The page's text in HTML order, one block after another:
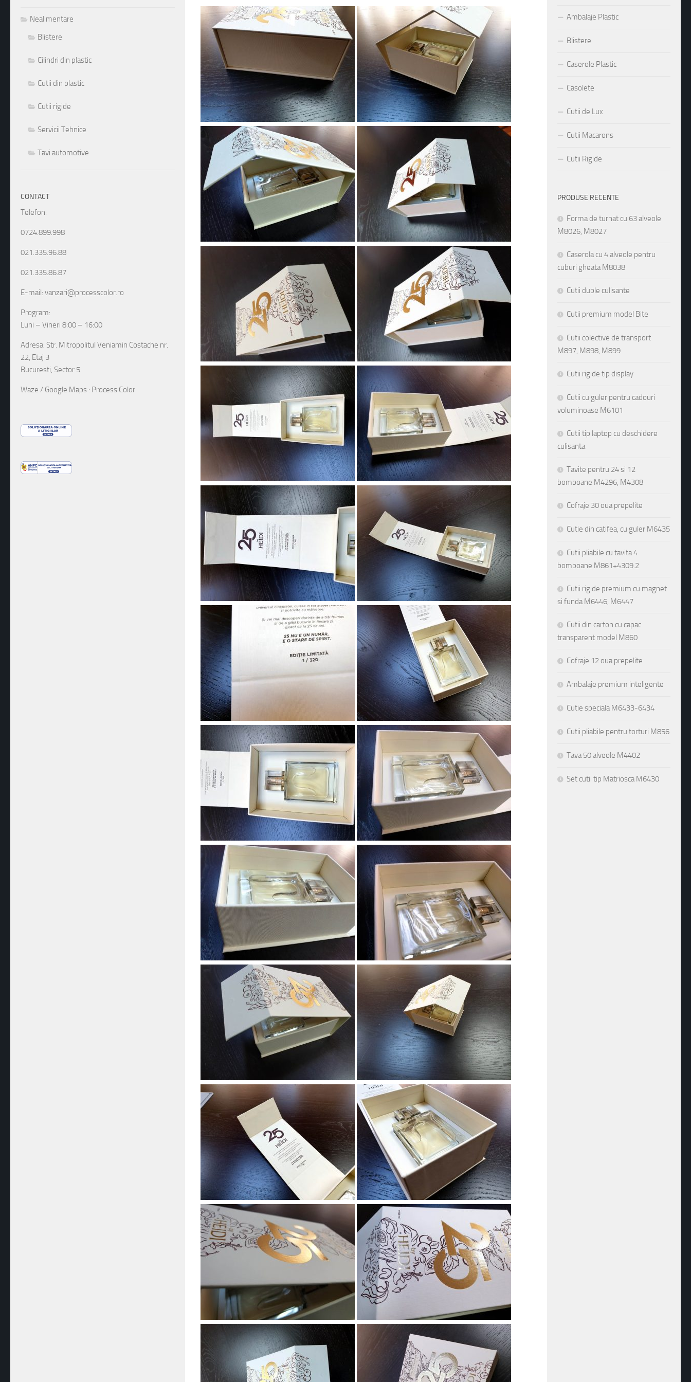
Nealimentare
Blistere
Cilindri din plastic
Cutii din plastic
Cutii rigide
Servicii Tehnice
Tavi automotive
CONTACT
Telefon:
0724.899.998
021.335.96.88
021.335.86.87
E-mail: vanzari@processcolor.ro
Program:
Luni – Vineri 8:00 – 16:00
Adresa: Str. Mitropolitul Veniamin Costache nr.
22, Etaj 3
Bucuresti, Sector 5
Waze / Google Maps : Process Color
Ambalaje Plastic
Blistere
Caserole Plastic
Casolete
Cutii de Lux
Cutii Macarons
Cutii Rigide
PRODUSE RECENTE
Forma de turnat cu 63 alveole
M8026, M8027
Caserola cu 4 alveole pentru
cuburi gheata M8038
Cutii duble culisante
Cutii premium model Bite
Cutii colective de transport
M897, M898, M899
Cutii rigide tip display
Cutii cu guler pentru cadouri
voluminoase M6101
Cutii tip laptop cu deschidere
culisanta
Tavite pentru 24 si 12
bomboane M4296, M4308
Cofraje 30 oua prepelite
Cutie din catifea, cu guler M6435
Cutii pliabile cu tavita 4
bomboane M861+4309.2
Cutii rigide premium cu magnet
si funda M6446, M6447
Cutii din carton cu capac
transparent model M860
Cofraje 12 oua prepelite
Ambalaje premium inteligente
Cutie speciala M6433-6434
Cutii pliabile pentru torturi M856
Tava 50 alveole M4402
Set cutii tip Matriosca M6430